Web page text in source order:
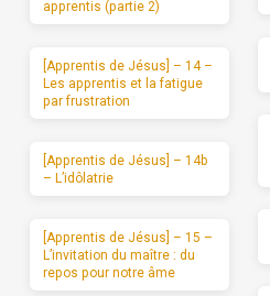
apprentis (partie 2)
[Apprentis de Jésus] – 14 –
Les apprentis et la fatigue
par frustration
[Apprentis de Jésus] – 14b
– L’idôlatrie
[Apprentis de Jésus] – 15 –
L’invitation du maître : du
repos pour notre âme